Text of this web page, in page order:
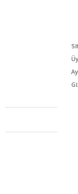
Caferağa Mah.
+90 543 345 46